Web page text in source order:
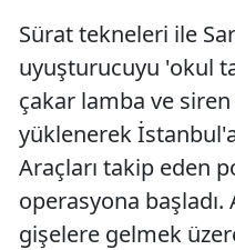
Sürat tekneleri ile
uyuşturucuyu 'okul
çakar lamba ve
yüklenerek
Araçları takip eden
operasyona
gişelere gelmek